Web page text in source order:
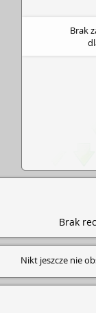
Brak
Brak
Nikt jeszcze nie